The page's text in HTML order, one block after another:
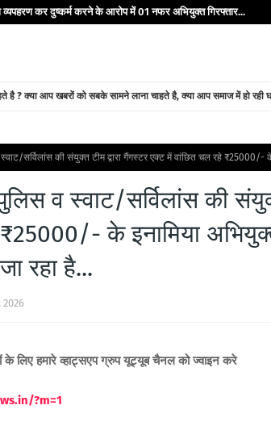
व्यपहरण कर दुष्कर्म करने के आरोप में 01 नफर अभियुक्त गिरफ्तार...
है ? क्या आप खबरों को सबके सामने लाना चाहते है, क्या आप समाज में हो
सर्विलांस की संयुक्त टीम द्वारा गैंगस्टर एक्ट में वांछित चल रहे ₹25000/-
व स्वाट/सर्विलांस की
के इनामिया
रहा है...
2026
के लिए हमारे व्हाट्सएप ग्रुप यूट्यूब चैनल को ज्वाइन करे
?m=1